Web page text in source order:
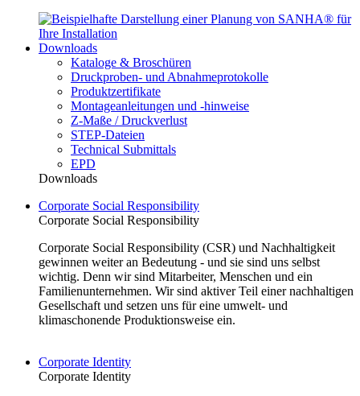
Downloads
Kataloge & Broschüren
Druckproben- und Abnahmeprotokolle
Produktzertifikate
Montageanleitungen und -hinweise
Z-Maße / Druckverlust
STEP-Dateien
Technical Submittals
EPD
Downloads
Corporate Social Responsibility
Corporate Social Responsibility
Corporate Social Responsibility (CSR) und Nachhaltigkeit
gewinnen weiter an Bedeutung - und sie sind uns selbst
wichtig. Denn wir sind Mitarbeiter, Menschen und ein
Familienunternehmen. Wir sind aktiver Teil einer nachhaltigen
Gesellschaft und setzen uns für eine umwelt- und
klimaschonende Produktionsweise ein.
Corporate Identity
Corporate Identity